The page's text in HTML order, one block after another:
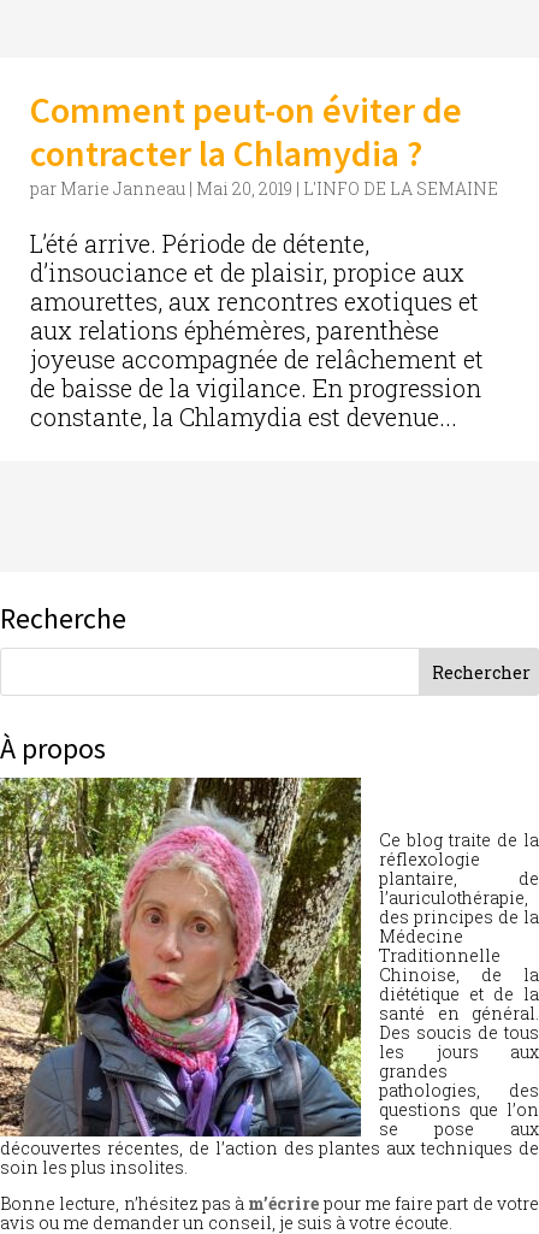
Comment peut-on éviter de
contracter la Chlamydia ?
par Marie Janneau | Mai 20, 2019 | L'INFO DE LA SEMAINE
L’été arrive. Période de détente,
d’insouciance et de plaisir, propice aux
amourettes, aux rencontres exotiques et
aux relations éphémères, parenthèse
joyeuse accompagnée de relâchement et
de baisse de la vigilance. En progression
constante, la Chlamydia est devenue...
Recherche
À propos
Ce blog traite de la
réflexologie
plantaire, de
l’auriculothérapie,
des principes de la
Médecine
Traditionnelle
Chinoise, de la
diététique et de la
santé en général.
Des soucis de tous
les jours aux
grandes
pathologies, des
questions que l’on
se pose aux
découvertes récentes, de l’action des plantes aux techniques de
soin les plus insolites.
Bonne lecture, n’hésitez pas à m’écrire pour me faire part de votre
avis ou me demander un conseil, je suis à votre écoute.